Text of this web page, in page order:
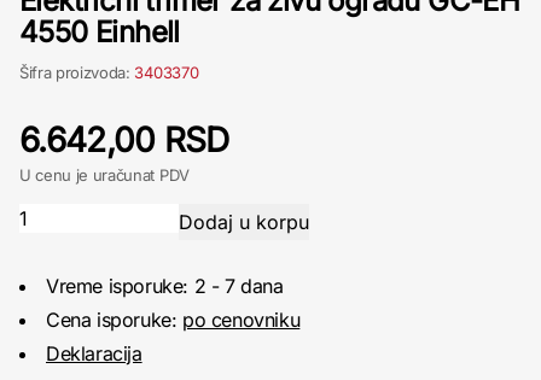
4550 Einhell
Šifra proizvoda: 3403370
6.642,00 RSD
U cenu je uračunat PDV
Vreme isporuke: 2 - 7 dana
Cena isporuke: po cenovniku
Deklaracija